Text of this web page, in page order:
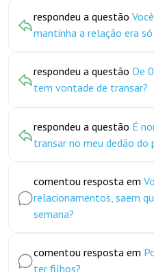
respondeu a questão
mantinha a relação era
respondeu a questão De
tem vontade de transar?
respondeu a questão É
transar no meu dedão do
comentou resposta em
relacionamentos, saem
semana?
comentou resposta em
ter filhos?